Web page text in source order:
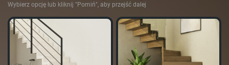
Wybierz opcję lub kliknij "Pomiń", aby przejść dalej